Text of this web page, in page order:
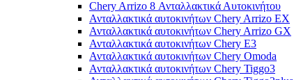
Chery Arrizo 8 Ανταλλακτικά Αυτοκινήτου
Ανταλλακτικά αυτοκινήτων Chery Arrizo EX
Ανταλλακτικά αυτοκινήτων Chery Arrizo GX
Ανταλλακτικά αυτοκινήτων Chery E3
Ανταλλακτικά αυτοκινήτων Chery Omoda
Ανταλλακτικά αυτοκινήτων Chery Tiggo3